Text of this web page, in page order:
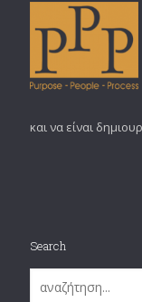
και να είναι
Search